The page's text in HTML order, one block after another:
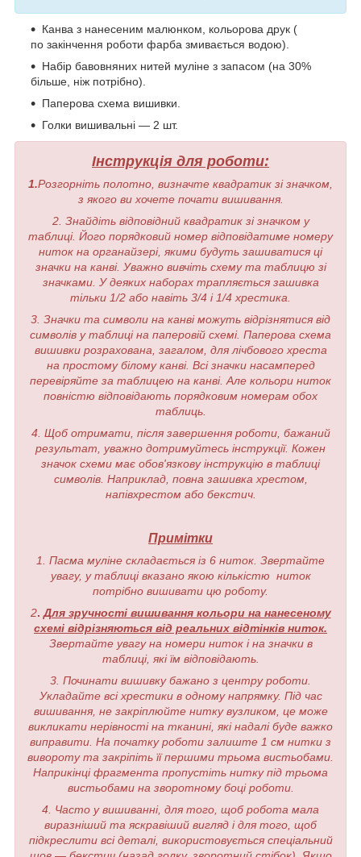
Канва з нанесеним малюнком, кольорова друк (
по закінчення роботи фарба змивається водою).
Набір бавовняних нитей муліне з запасом (на 30%
більше, ніж потрібно).
Паперова схема вишивки.
Голки вишивальні — 2 шт.
Інструкція для роботи:
1.Розгорніть полотно, визначте квадратик зі значком,
з якого ви хочете почати вишивання.
2. Знайдіть відповідний квадратик зі значком у
таблиці. Його порядковий номер відповідатиме номеру
ниток на органайзері, якими будуть зашиватися ці
значки на канві. Уважно вивчіть схему та таблицю зі
значками. У деяких наборах трапляється зашивка
тільки 1/2 або навіть 3/4 і 1/4 хрестика.
3. Значки та символи на канві можуть відрізнятися від
символів у таблиці на паперовій схемі. Паперова схема
вишивки розрахована, загалом, для лічбового хреста
на простому білому канві. Всі значки насамперед
перевіряйте за таблицею на канві. Але кольори ниток
повністю відповідають порядковим номерам обох
таблиць.
4. Щоб отримати, після завершення роботи, бажаний
результат, уважно дотримуйтесь інструкції. Кожен
значок схеми має обов'язкову інструкцію в таблиці
символів. Наприклад, повна зашивка хрестом,
напівхрестом або бекстич.
Примітки
1. Пасма муліне складається із 6 ниток. Звертайте
увагу, у таблиці вказано якою кількістю ниток
потрібно вишивати цю роботу.
2. Для зручності вишивання кольори на нанесеному
схемі відрізняються від реальних відтінків ниток.
Звертайте увагу на номери ниток і на значки в
таблиці, які їм відповідають.
3. Починати вишивку бажано з центру роботи.
Укладайте всі хрестики в одному напрямку. Під час
вишивання, не закріплюйте нитку вузликом, це може
викликати нерівності на тканині, які надалі буде важко
виправити. На початку роботи залиште 1 см нитки з
вивороту та закріпіть її першими трьома вистьобами.
Наприкінці фрагмента пропустіть нитку під трьома
вистьобами на зворотному боці роботи.
4. Часто у вишиванні, для того, щоб робота мала
виразніший та яскравіший вигляд і для того, щоб
підкреслити всі деталі, використовується спеціальний